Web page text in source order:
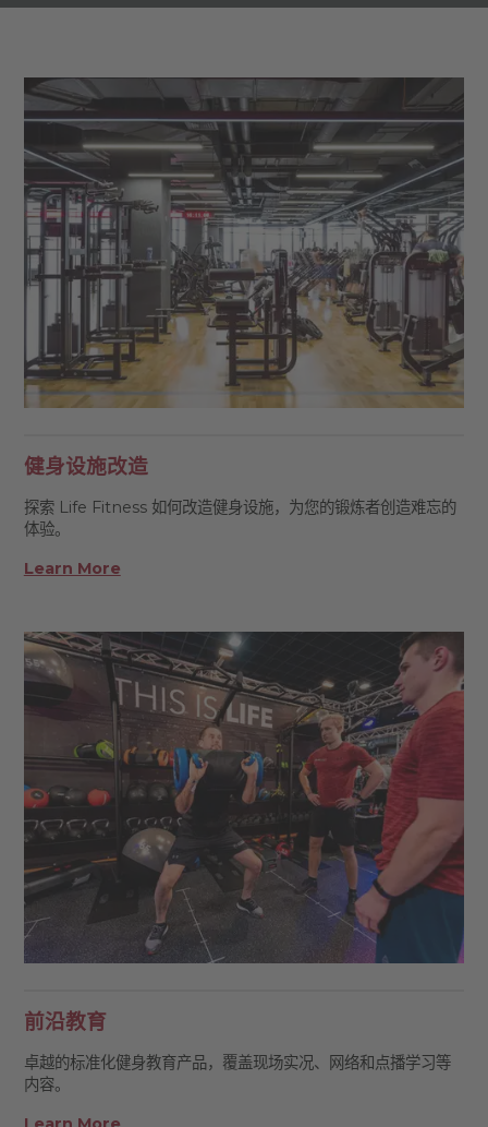
健身设施改造
探索 Life Fitness 如何改造健身设施，为您的锻炼者创造难忘的
体验。
Learn More
前沿教育
卓越的标准化健身教育产品，覆盖现场实况、网络和点播学习等
内容。